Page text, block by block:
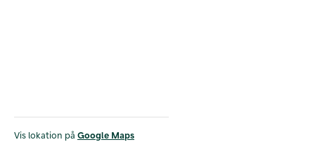
Vis lokation på Google Maps